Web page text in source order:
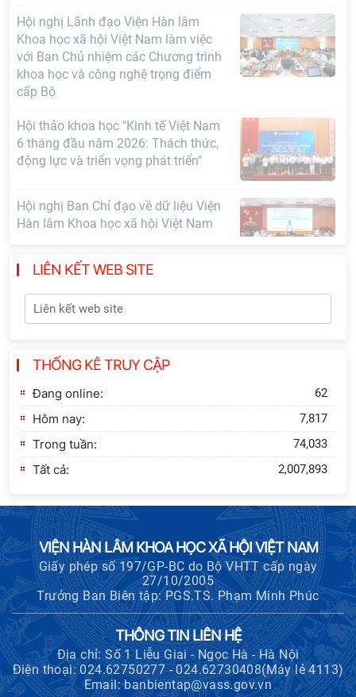
Hội nghị Lãnh đạo Viện Hàn lâm
Khoa học xã hội Việt Nam làm việc
với Ban Chủ nhiệm các Chương trình
khoa học và công nghệ trọng điểm
cấp Bộ
Hội thảo khoa học "Kinh tế Việt Nam
6 tháng đầu năm 2026: Thách thức,
động lực và triển vọng phát triển"
Hội nghị Ban Chỉ đạo về dữ liệu Viện
Hàn lâm Khoa học xã hội Việt Nam
triển Việt Nam trong kỷ nguyên mới:
Định hướng chiến lược và lựa chọn
Khai quật công trường khai thác đá
xây dựng Thành Nhà Hồ ở núi An
Tôn
LIÊN KẾT WEB SITE
THỐNG KÊ TRUY CẬP
Đang online: 62
Hôm nay: 7,817
Trong tuần: 74,033
Tất cả: 2,007,893
VIỆN HÀN LÂM KHOA HỌC XÃ HỘI VIỆT NAM
Giấy phép số 197/GP-BC do Bộ VHTT cấp ngày
27/10/2005
Trưởng Ban Biên tập: PGS.TS. Phạm Minh Phúc
THÔNG TIN LIÊN HỆ
Địa chỉ: Số 1 Liễu Giai - Ngọc Hà - Hà Nội
Điện thoại: 024.62750277 - 024.62730408(Máy lẻ 4113)
Email: banbientap@vass.gov.vn